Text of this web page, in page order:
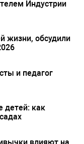
Индустрии
жизни, обсудили
и педагог
детей: как